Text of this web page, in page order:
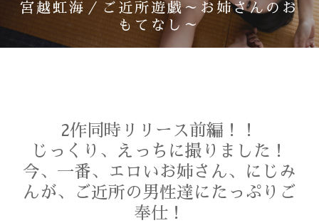
宮越虹海／ご近所遊戯～お姉さんのお
もてなし～
2作同時リリース前編！！
じっくり、えっちに撮りました！
今、一番、エロいお姉さん、にじみ
んが、ご近所の男性達にたっぷりご
奉仕！